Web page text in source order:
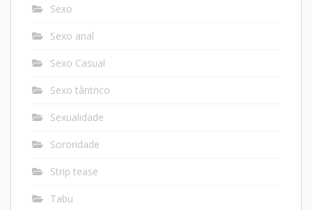
Sexo
Sexo anal
Sexo Casual
Sexo tântrico
Sexualidade
Sororidade
Strip tease
Tabu